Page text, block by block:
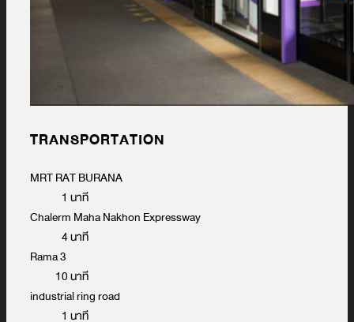
TRANSPORTATION
MRT RAT BURANA
1 นาที
Chalerm Maha Nakhon Expressway
4 นาที
Rama 3
10 นาที
industrial ring road
1 นาที